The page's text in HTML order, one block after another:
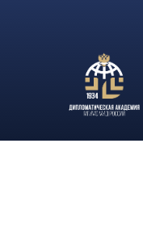
Дипломатической
вовлеченности НАТО в